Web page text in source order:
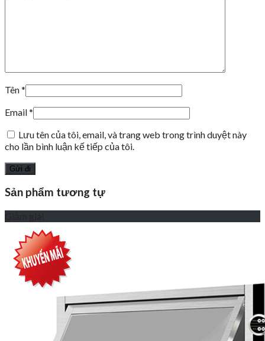
Tên*
Email*
Lưu tên của tôi, email, và trang web trong trình duyệt này
cho lần bình luận kế tiếp của tôi.
Sản phẩm tương tự